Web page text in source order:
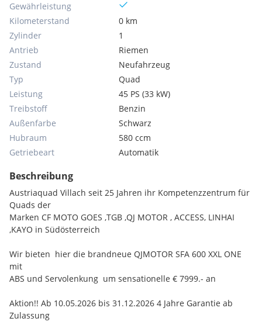
Gewährleistung
Kilometerstand
0 km
Zylinder
1
Antrieb
Riemen
Zustand
Neufahrzeug
Typ
Quad
Leistung
45 PS (33 kW)
Treibstoff
Benzin
Außenfarbe
Schwarz
Hubraum
580 ccm
Getriebeart
Automatik
Beschreibung
Austriaquad Villach seit 25 Jahren ihr Kompetenzzentrum für
Quads der
Marken CF MOTO GOES ,TGB ,QJ MOTOR , ACCESS, LINHAI
,KAYO in Südösterreich
Wir bieten hier die brandneue QJMOTOR SFA 600 XXL ONE
mit
ABS und Servolenkung um sensationelle € 7999.- an
Aktion!! Ab 10.05.2026 bis 31.12.2026 4 Jahre Garantie ab
Zulassung